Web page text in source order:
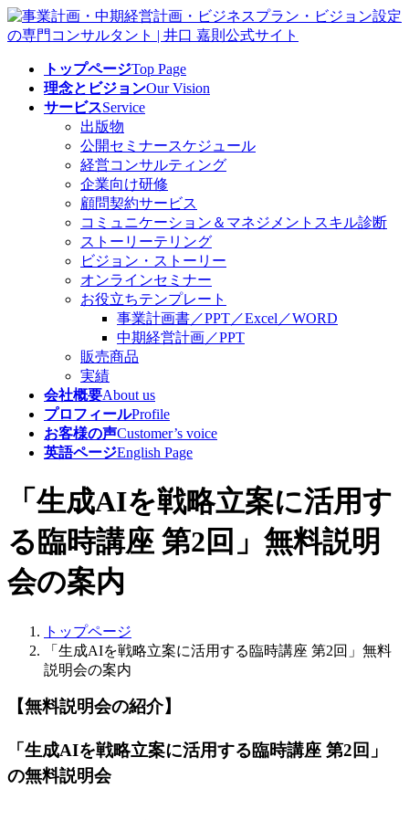
コ
ン
ナ
ビ
トップページTop Page
理念とビジョンOur Vision
サービスService
出版物
公開セミナースケジュール
経営コンサルティング
企業向け研修
顧問契約サービス
コミュニケーション＆マネジメントスキル診断
ストーリーテリング
ビジョン・ストーリー
オンラインセミナー
お役立ちテンプレート
事業計画書／PPT／Excel／WORD
中期経営計画／PPT
販売商品
実績
会社概要About us
プロフィールProfile
お客様の声Customer’s voice
英語ページEnglish Page
「生成AIを戦略立案に活用す
る臨時講座 第2回」無料説明
会の案内
トップページ
「生成AIを戦略立案に活用する臨時講座 第2回」無料
説明会の案内
【無料説明会の紹介】
「生成AIを戦略立案に活用する臨時講座 第2回」
の無料説明会